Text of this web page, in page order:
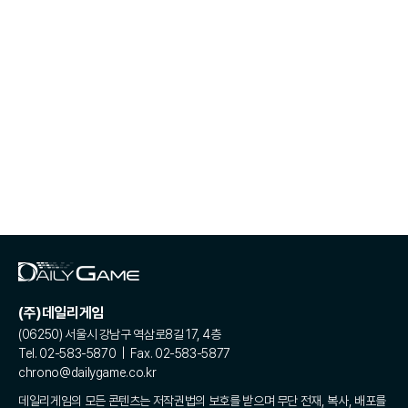
(주)데일리게임
(06250) 서울시 강남구 역삼로8길 17, 4층
Tel. 02-583-5870 | Fax. 02-583-5877
chrono@dailygame.co.kr
데일리게임의 모든 콘텐츠는 저작권법의 보호를 받으며 무단 전재, 복사, 배포를